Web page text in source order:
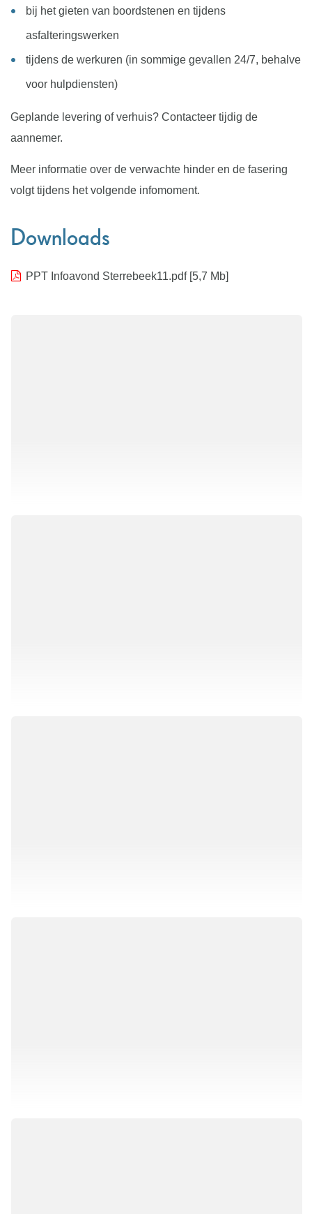
bij het gieten van boordstenen en tijdens
asfalteringswerken
tijdens de werkuren (in sommige gevallen 24/7, behalve
voor hulpdiensten)
Geplande levering of verhuis? Contacteer tijdig de
aannemer.
Meer informatie over de verwachte hinder en de fasering
volgt tijdens het volgende infomoment.
Downloads
PPT Infoavond Sterrebeek11.pdf 5,7 Mb